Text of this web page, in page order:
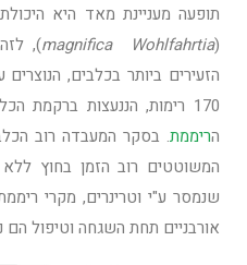
תופעה מעניינת מאד היא
(
magnifica Wohlfahrtia
),
170 רימות, הננעצות ברקמת
הריממת. בסקר המעבדה רוב
המשוטטים רוב הזמן בחוץ
שנמסר ע"י וטרינרים, מקרי
אורבניים תחת השגחה וטיפול הם